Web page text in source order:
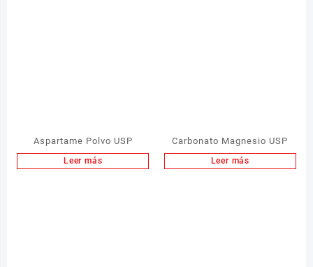
Aspartame Polvo USP
Leer más
Carbonato Magnesio USP
Leer más